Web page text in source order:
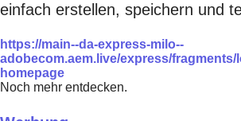
einfach erstellen, speichern und
https://main--da-express-milo--
adobecom.aem.live/express/fragments/
homepage
Noch mehr entdecken.